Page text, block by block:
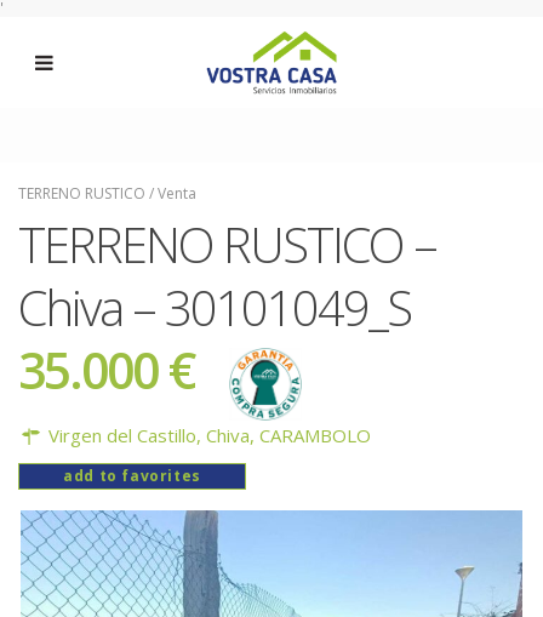
'
TERRENO RUSTICO /Venta
TERRENO RUSTICO –
Chiva – 30101049_S
35.000 €
Virgen del Castillo, Chiva, CARAMBOLO
add to favorites